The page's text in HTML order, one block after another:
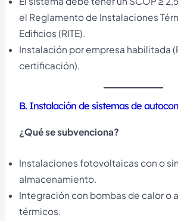
el Reglamento de Instalaciones
Edificios (RITE).
Instalación por empresa habilitada
certificación).
B. Instalación de sistemas de
¿Qué se subvenciona?
Instalaciones fotovoltaicas con o sin
almacenamiento.
Integración con bombas de calor o
térmicos.